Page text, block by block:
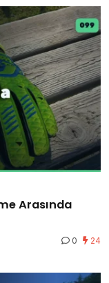
Arasında
0 24